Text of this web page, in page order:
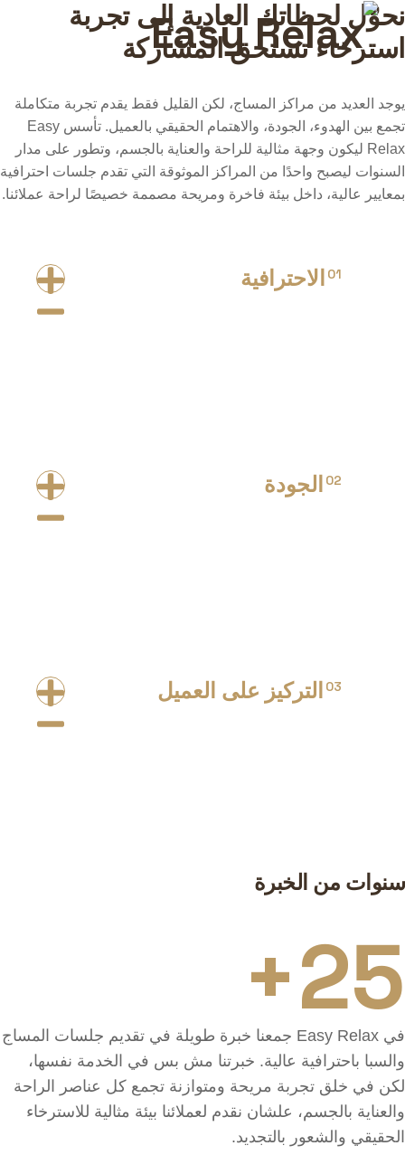
نحوّل لحظاتك العادية إلى تجربة
استرخاء تستحق المشاركة
يوجد العديد من مراكز المساج، لكن القليل فقط يقدم تجربة متكاملة
تجمع بين الهدوء، الجودة، والاهتمام الحقيقي بالعميل. تأسس Easy
Relax ليكون وجهة مثالية للراحة والعناية بالجسم، وتطور على مدار
السنوات ليصبح واحدًا من المراكز الموثوقة التي تقدم جلسات احترافية
بمعايير عالية، داخل بيئة فاخرة ومريحة مصممة خصيصًا لراحة عملائنا.
01 الاحترافية
02 الجودة
03 التركيز على العميل
سنوات من الخبرة
25+
في Easy Relax جمعنا خبرة طويلة في تقديم جلسات المساج
والسبا باحترافية عالية. خبرتنا مش بس في الخدمة نفسها،
لكن في خلق تجربة مريحة ومتوازنة تجمع كل عناصر الراحة
والعناية بالجسم، علشان نقدم لعملائنا بيئة مثالية للاسترخاء
الحقيقي والشعور بالتجديد.